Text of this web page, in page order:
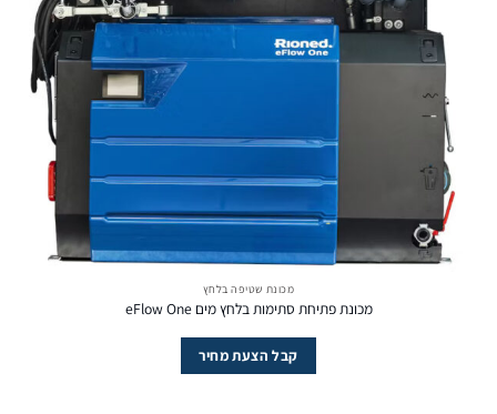
מכונת שטיפה בלחץ
מכונת פתיחת סתימות בלחץ מים eFlow One
קבל הצעת מחיר